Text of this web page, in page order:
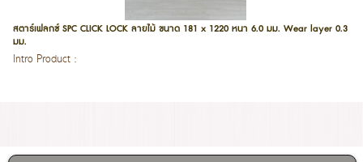
สตาร์เฟลกซ์ SPC CLICK LOCK ลายไม้ ขนาด 181 x 1220 หนา 6.0 มม. Wear layer 0.3
มม.
Intro Product :